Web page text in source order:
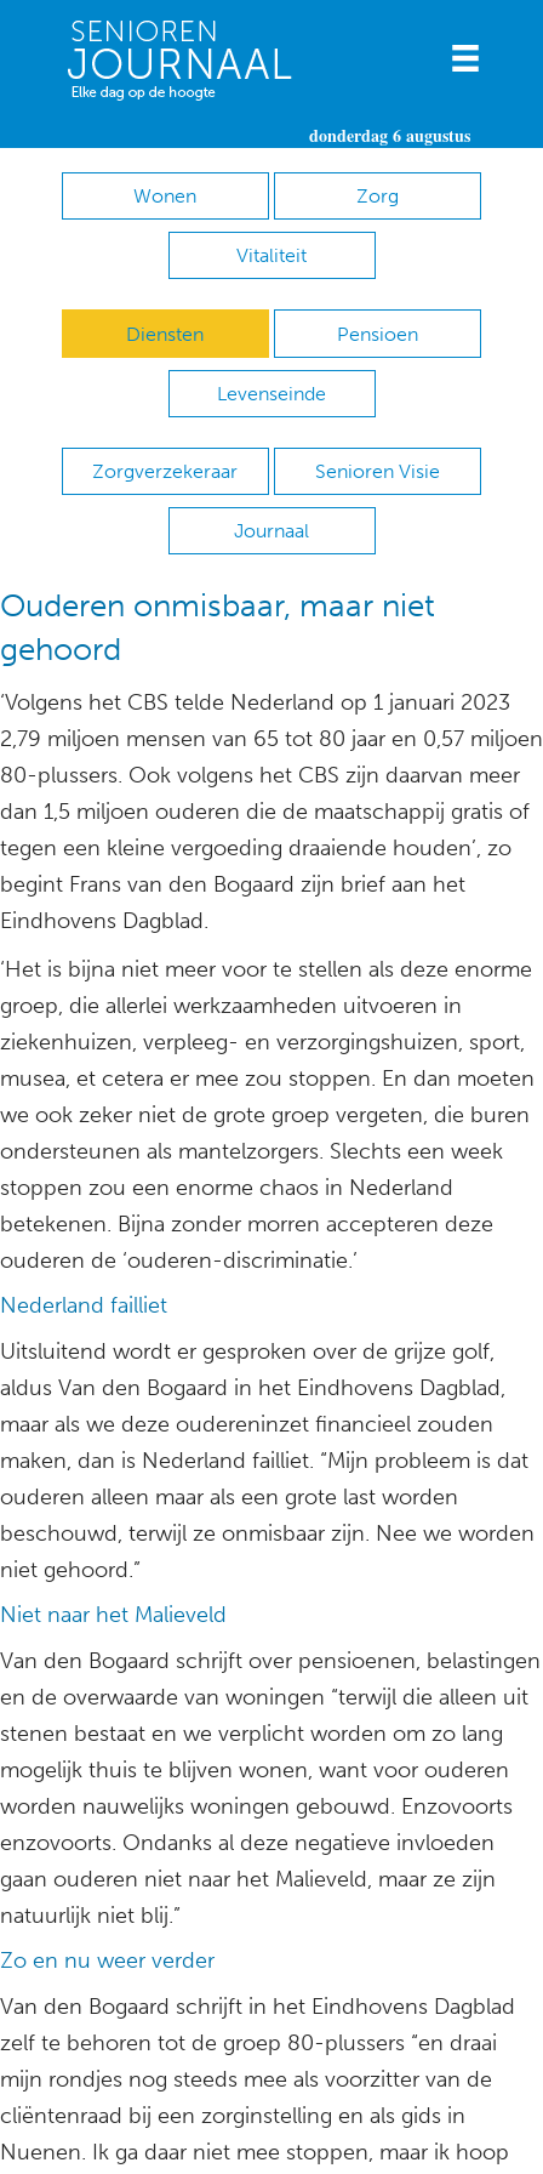
donderdag 6 augustus
Wonen Zorg
Vitaliteit
Diensten Pensioen
Levenseinde
Zorgverzekeraar Senioren Visie
Journaal
Ouderen onmisbaar, maar niet
gehoord
‘Volgens het CBS telde Nederland op 1 januari 2023
2,79 miljoen mensen van 65 tot 80 jaar en 0,57 miljoen
80-plussers. Ook volgens het CBS zijn daarvan meer
dan 1,5 miljoen ouderen die de maatschappij gratis of
tegen een kleine vergoeding draaiende houden’, zo
begint Frans van den Bogaard zijn brief aan het
Eindhovens Dagblad.
‘Het is bijna niet meer voor te stellen als deze enorme
groep, die allerlei werkzaamheden uitvoeren in
ziekenhuizen, verpleeg- en verzorgingshuizen, sport,
musea, et cetera er mee zou stoppen. En dan moeten
we ook zeker niet de grote groep vergeten, die buren
ondersteunen als mantelzorgers. Slechts een week
stoppen zou een enorme chaos in Nederland
betekenen. Bijna zonder morren accepteren deze
ouderen de ‘ouderen-discriminatie.’
Nederland failliet
Uitsluitend wordt er gesproken over de grijze golf,
aldus Van den Bogaard in het Eindhovens Dagblad,
maar als we deze oudereninzet financieel zouden
maken, dan is Nederland failliet. “Mijn probleem is dat
ouderen alleen maar als een grote last worden
beschouwd, terwijl ze onmisbaar zijn. Nee we worden
niet gehoord.”
Niet naar het Malieveld
Van den Bogaard schrijft over pensioenen, belastingen
en de overwaarde van woningen “terwijl die alleen uit
stenen bestaat en we verplicht worden om zo lang
mogelijk thuis te blijven wonen, want voor ouderen
worden nauwelijks woningen gebouwd. Enzovoorts
enzovoorts. Ondanks al deze negatieve invloeden
gaan ouderen niet naar het Malieveld, maar ze zijn
natuurlijk niet blij.”
Zo en nu weer verder
Van den Bogaard schrijft in het Eindhovens Dagblad
zelf te behoren tot de groep 80-plussers “en draai
mijn rondjes nog steeds mee als voorzitter van de
cliëntenraad bij een zorginstelling en als gids in
Nuenen. Ik ga daar niet mee stoppen, maar ik hoop